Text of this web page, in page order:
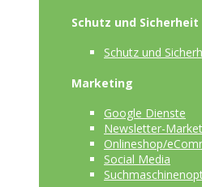
Schutz und Sicherheit
Schutz und
Marketing
Google Dienste
Newsletter-
Onlineshop/
Social Media